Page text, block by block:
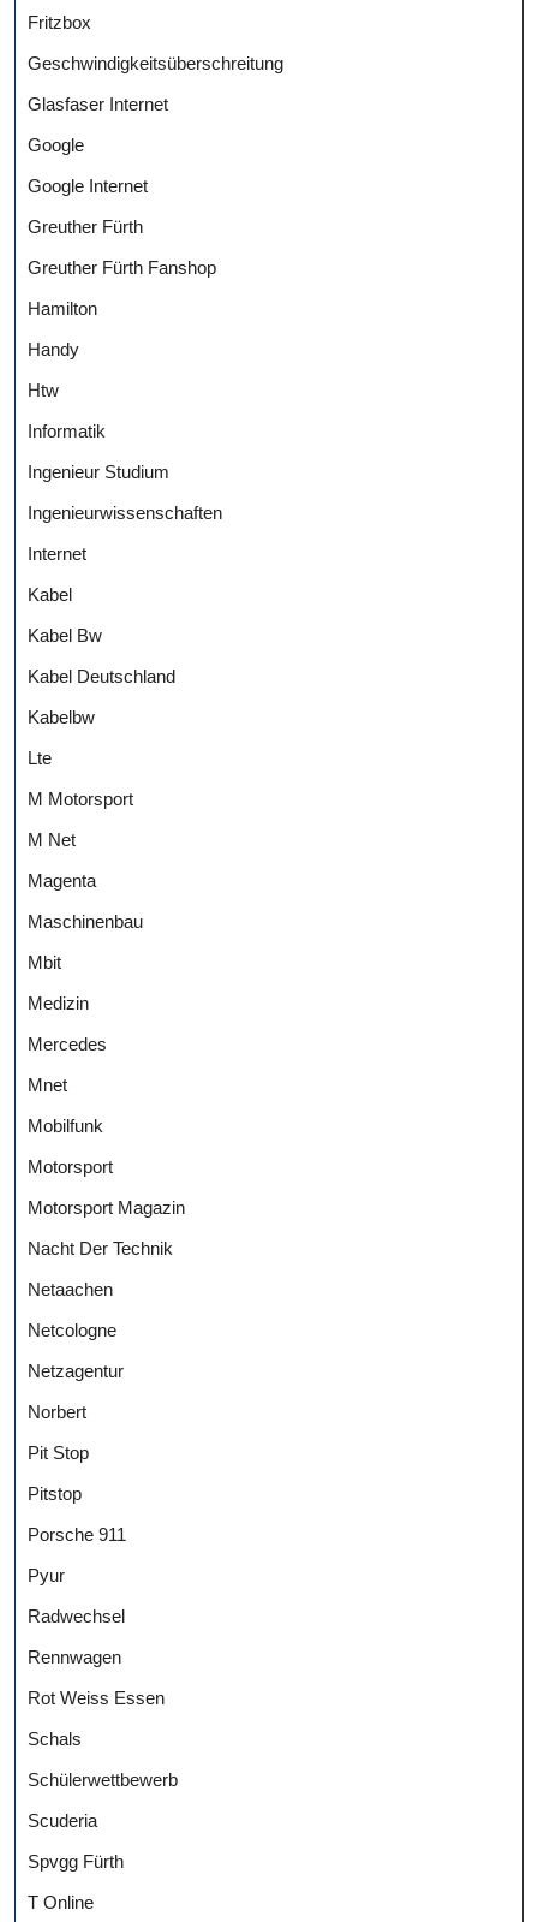
Fritzbox
Geschwindigkeitsüberschreitung
Glasfaser Internet
Google
Google Internet
Greuther Fürth
Greuther Fürth Fanshop
Hamilton
Handy
Htw
Informatik
Ingenieur Studium
Ingenieurwissenschaften
Internet
Kabel
Kabel Bw
Kabel Deutschland
Kabelbw
Lte
M Motorsport
M Net
Magenta
Maschinenbau
Mbit
Medizin
Mercedes
Mnet
Mobilfunk
Motorsport
Motorsport Magazin
Nacht Der Technik
Netaachen
Netcologne
Netzagentur
Norbert
Pit Stop
Pitstop
Porsche 911
Pyur
Radwechsel
Rennwagen
Rot Weiss Essen
Schals
Schülerwettbewerb
Scuderia
Spvgg Fürth
T Online